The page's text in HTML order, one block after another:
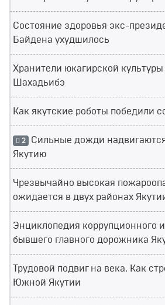
Состояние здоровья экс-
Байдена ухудшилось
Хранители юкагирской культуры
Шахадьибэ
Как якутские роботы победили
2 Сильные дожди
Якутию
Чрезвычайно высокая
ожидается в двух районах
Энциклопедия коррупционного
бывшего главного дорожника
Трудовой подвиг на века. Как
Южной Якутии